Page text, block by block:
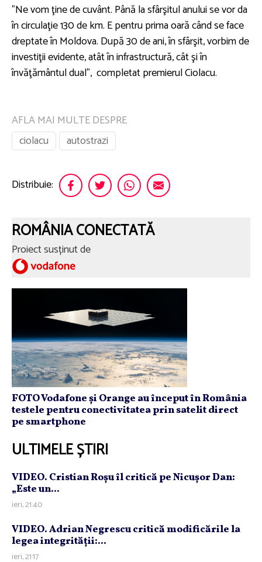
”Ne vom ţine de cuvânt. Până la sfârşitul anului se vor da
în circulaţie 130 de km. E pentru prima oară când se face
dreptate în Moldova. După 30 de ani, în sfârşit, vorbim de
investiţii evidente, atât în infrastructură, cât şi în
învăţământul dual”, completat premierul Ciolacu.
AFLA MAI MULTE DESPRE
ciolacu
autostrazi
Distribuie:
ROMÂNIA CONECTATĂ
Proiect susținut de
FOTO Vodafone și Orange au început în România
testele pentru conectivitatea prin satelit direct
pe smartphone
ULTIMELE ȘTIRI
VIDEO. Cristian Roşu îl critică pe Nicuşor Dan:
„Este un...
ieri, 21:40
VIDEO. Adrian Negrescu critică modificările la
legea integrităţii:...
ieri, 21:17